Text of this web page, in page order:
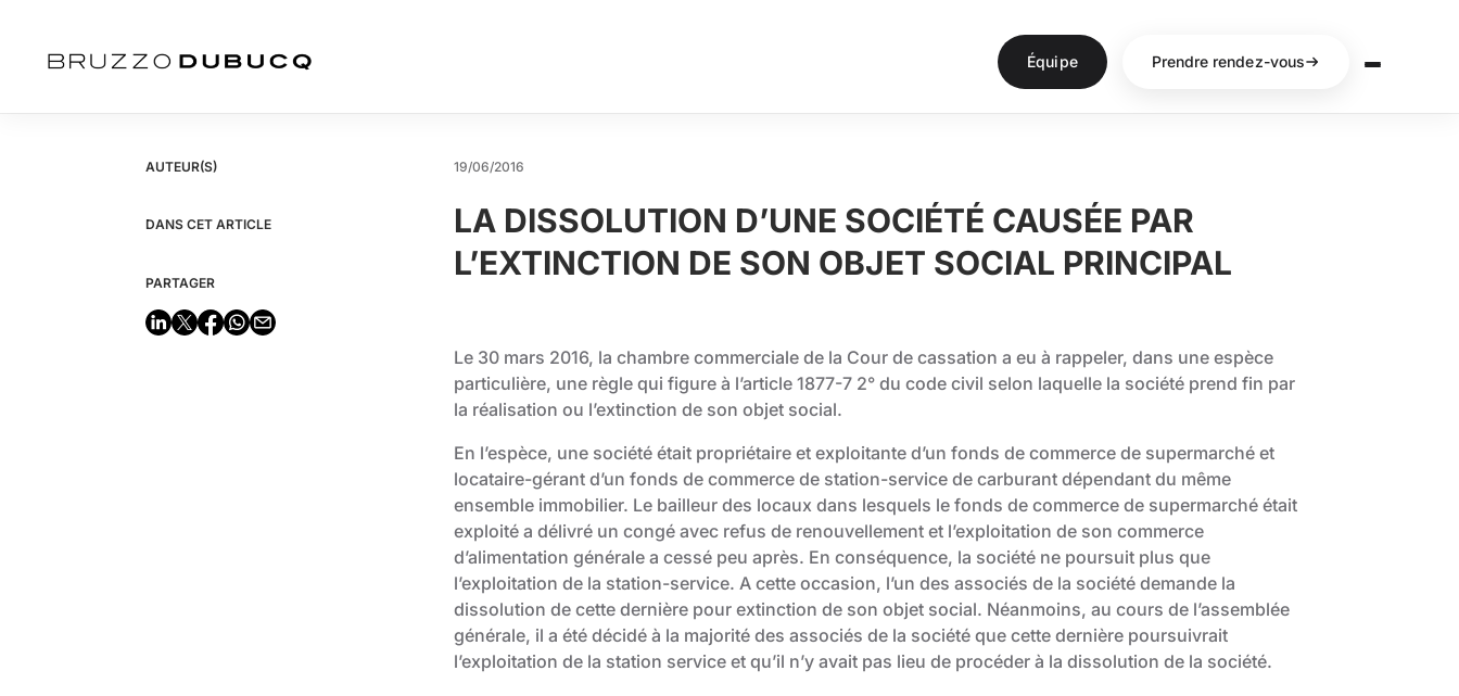
Équipe Prendre rendez-vous
AUTEUR(S)
DANS CET ARTICLE
PARTAGER
19/06/2016
LA DISSOLUTION D’UNE SOCIÉTÉ CAUSÉE PAR
L’EXTINCTION DE SON OBJET SOCIAL PRINCIPAL
Le 30 mars 2016, la chambre commerciale de la Cour de cassation a eu à rappeler, dans une espèce
particulière, une règle qui figure à l’article 1877-7 2° du code civil selon laquelle la société prend fin par
la réalisation ou l’extinction de son objet social.
En l’espèce, une société était propriétaire et exploitante d’un fonds de commerce de supermarché et
locataire-gérant d’un fonds de commerce de station-service de carburant dépendant du même
ensemble immobilier. Le bailleur des locaux dans lesquels le fonds de commerce de supermarché était
exploité a délivré un congé avec refus de renouvellement et l’exploitation de son commerce
d’alimentation générale a cessé peu après. En conséquence, la société ne poursuit plus que
l’exploitation de la station-service. A cette occasion, l’un des associés de la société demande la
dissolution de cette dernière pour extinction de son objet social. Néanmoins, au cours de l’assemblée
générale, il a été décidé à la majorité des associés de la société que cette dernière poursuivrait
l’exploitation de la station service et qu’il n’y avait pas lieu de procéder à la dissolution de la société.